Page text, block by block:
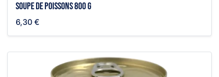
Soupe de poissons 800 g
6,30 €